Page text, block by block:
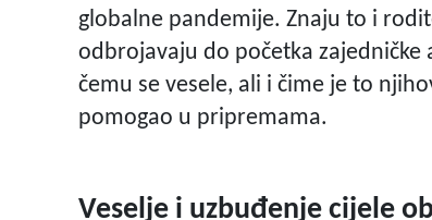
globalne pandemije. Znaju to i
odbrojavaju do početka
čemu se vesele, ali i čime je to
pomogao u pripremama.
Veselje i uzbuđenje cijele